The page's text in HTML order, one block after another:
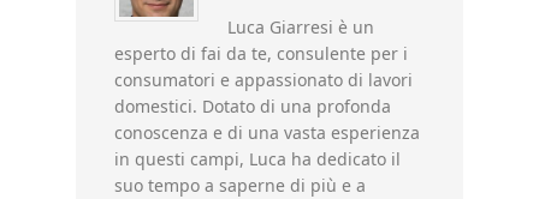
Luca Giarresi è un
esperto di fai da te, consulente per i
consumatori e appassionato di lavori
domestici. Dotato di una profonda
conoscenza e di una vasta esperienza
in questi campi, Luca ha dedicato il
suo tempo a saperne di più e a